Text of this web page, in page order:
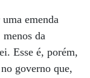
emenda
da
Esse é, porém,
governo que,